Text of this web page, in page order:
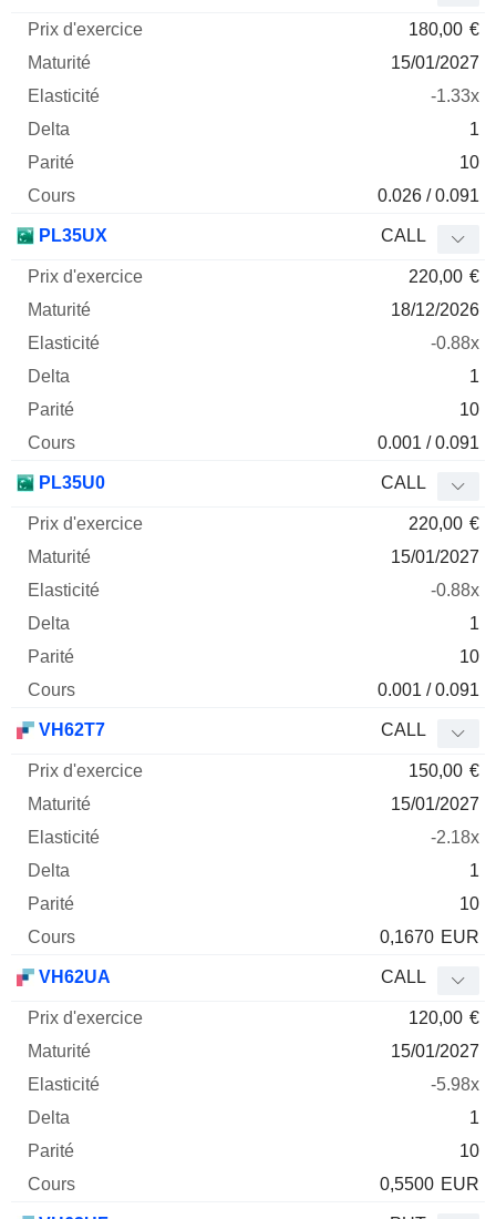
180,00 €
15/01/2027
-1.33x
1
10
0.026 / 0.091
PL35UX CALL
220,00 €
18/12/2026
-0.88x
1
10
0.001 / 0.091
PL35U0 CALL
220,00 €
15/01/2027
-0.88x
1
10
0.001 / 0.091
VH62T7 CALL
150,00 €
15/01/2027
-2.18x
1
10
0,1670 EUR
VH62UA CALL
120,00 €
15/01/2027
-5.98x
1
10
0,5500 EUR